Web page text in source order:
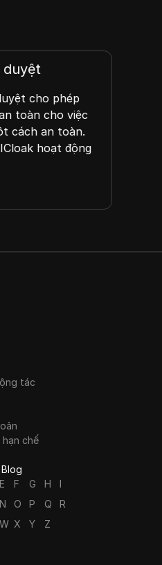
duyệt
cho phép
toàn cho việc
cách an toàn.
hoạt động
tác
chế
E F G H
I
N O P Q
R
W X Y
Z